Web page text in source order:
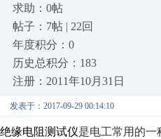
求助：0帖
帖子：7帖 | 22回
年度积分：0
历史总积分：183
注册：2011年10月31日
发表于：2017-09-29 00:14:10
绝缘电阻测试仪是电工常用的